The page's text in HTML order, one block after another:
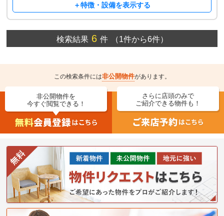
＋特徴・設備を表示する
検索結果6 件 （1件から6件）
この検索条件には非公開物件があります。
非公開物件を
今すぐ閲覧できる！
さらに店頭のみで
ご紹介できる物件も！